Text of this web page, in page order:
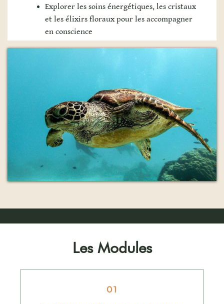
Explorer les soins énergétiques, les cristaux
et les élixirs floraux pour les accompagner
en conscience
Les Modules
01